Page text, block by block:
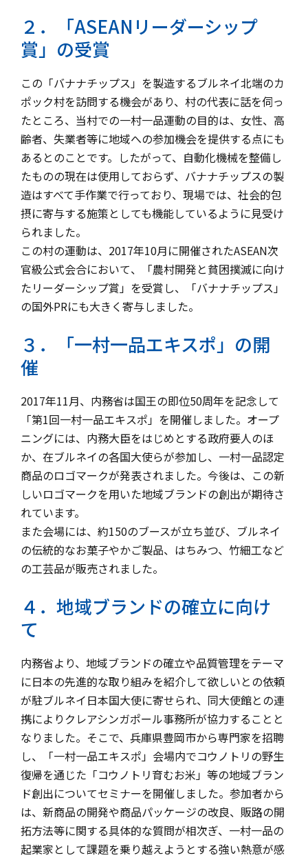
２．「ASEANリーダーシップ
賞」の受賞
この「バナナチップス」 を製造するブルネイ北端のカ
ポック村を訪問する機会があり、村の代表に話を伺っ
たところ、 当村での一村一品運動の目的は、女性、高
齢者、 失業者等に地域への参加機会を提供する点にも
あるとのことです。 したがって、自動化機械を整備し
たものの現在は使用しておらず、 バナナチップスの製
造はすべて手作業で行っており、現場では、 社会的包
摂に寄与する施策としても機能しているように見受け
られました。
この村の運動は、 2017年10月に開催されたASEAN次
官級公式会合において、「農村開発と貧困撲滅に向け
たリーダーシップ賞」を受賞し、「バナナチップス」
の国外PRにも大きく寄与しました。
３．「一村一品エキスポ」の開
催
2017年11月、内務省は国王の即位50周年を記念して
「第1回一村一品エキスポ」を開催しました。オープ
ニングには、 内務大臣をはじめとする政府要人のほ
か、在ブルネイの各国大使らが参加し、 一村一品認定
商品のロゴマークが発表されました。今後は、 この新
しいロゴマークを用いた地域ブランドの創出が期待さ
れています。
また会場には、約150のブースが立ち並び、 ブルネイ
の伝統的なお菓子やかご製品、はちみつ、竹細工など
の工芸品が販売されました。
４．地域ブランドの確立に向け
て
内務省より、 地域ブランドの確立や品質管理をテーマ
に日本の先進的な取り組みを紹介して欲しいとの依頼
が駐ブルネイ日本国大使に寄せられ、 同大使館との連
携によりクレアシンガポール事務所が協力することと
なりました。そこで、兵庫県豊岡市から専門家を招聘
し、「一村一品エキスポ」 会場内でコウノトリの野生
復帰を通じた「コウノトリ育むお米」 等の地域ブラン
ド創出についてセミナーを開催しました。参加者から
は、 新商品の開発や商品パッケージの改良、販路の開
拓方法等に関する具体的な質問が相次ぎ、 一村一品の
起業家として課題を乗り越えようとする強い熱意が感